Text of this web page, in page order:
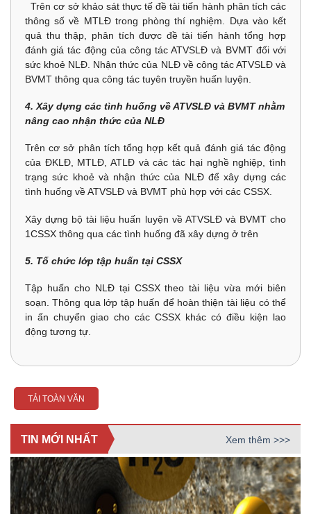
Trên cơ sở khảo sát thực tế đề tài tiến hành phân tích các
thông số về MTLĐ trong phòng thí nghiệm. Dựa vào kết
quả thu thập, phân tích được đề tài tiến hành tổng hợp
đánh giá tác động của công tác ATVSLĐ và BVMT đối với
sức khoẻ NLĐ. Nhận thức của NLĐ về công tác ATVSLĐ và
BVMT thông qua công tác tuyên truyền huấn luyện.
4. Xây dựng các tình huống về ATVSLĐ và BVMT nhằm
nâng cao nhận thức của NLĐ
Trên cơ sở phân tích tổng hợp kết quả đánh giá tác động
của ĐKLĐ, MTLĐ, ATLĐ và các tác hại nghề nghiệp, tình
trạng sức khoẻ và nhận thức của NLĐ để xây dựng các
tình huống về ATVSLĐ và BVMT phù hợp với các CSSX.
Xây dựng bộ tài liệu huấn luyện về ATVSLĐ và BVMT cho
1CSSX thông qua các tình huống đã xây dựng ở trên
5. Tố chức lớp tập huấn tại CSSX
Tập huấn cho NLĐ tại CSSX theo tài liệu vừa mới biên
soạn. Thông qua lớp tập huấn để hoàn thiện tài liệu có thể
in ấn chuyển giao cho các CSSX khác có điều kiện lao
động tương tự.
TẢI TOÀN VĂN
TIN MỚI NHẤT Xem thêm >>>